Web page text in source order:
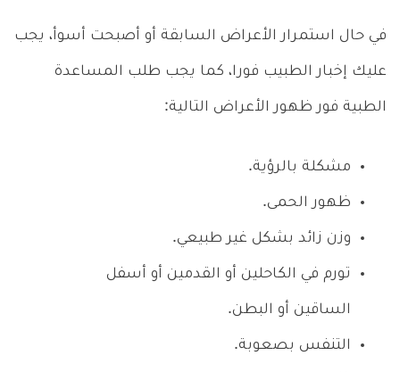
في حال استمرار الأعراض السابقة أو أصبحت أسوأ، يجب
عليك إخبار الطبيب فورا، كما يجب طلب المساعدة
الطبية فور ظهور الأعراض التالية:
مشكلة بالرؤية.
ظهور الحمى.
وزن زائد بشكل غير طبيعي.
تورم في الكاحلين أو القدمين أو أسفل
الساقين أو البطن.
التنفس بصعوبة.